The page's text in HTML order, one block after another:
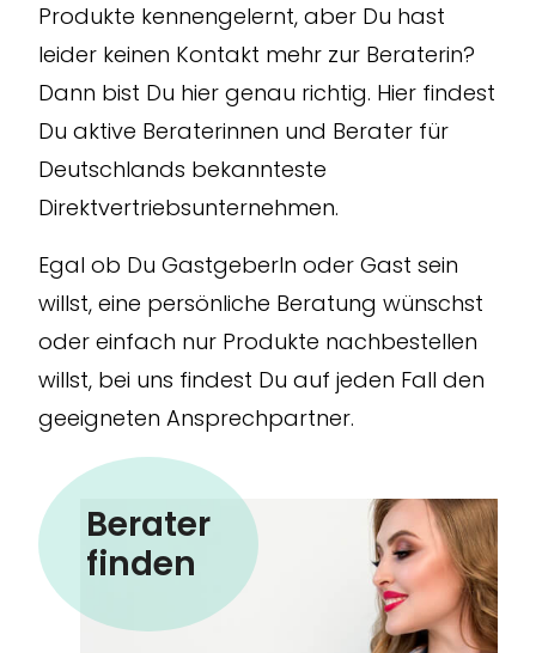
Produkte kennengelernt, aber Du hast
leider keinen Kontakt mehr zur Beraterin?
Dann bist Du hier genau richtig. Hier findest
Du aktive Beraterinnen und Berater für
Deutschlands bekannteste
Direktvertriebsunternehmen.
Egal ob Du GastgeberIn oder Gast sein
willst, eine persönliche Beratung wünschst
oder einfach nur Produkte nachbestellen
willst, bei uns findest Du auf jeden Fall den
geeigneten Ansprechpartner.
Berater
finden